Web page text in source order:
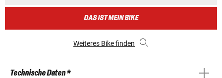
DAS IST MEIN BIKE
Weiteres Bike finden
Technische Daten *